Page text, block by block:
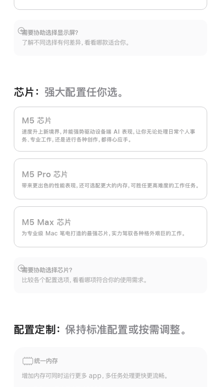
需要协助选择显示屏？
了解不同选择有何差异，看看哪款适合你。
展
开
芯片： 强大配置任你选。
M5 芯片
速度升上新境界，并能强势驱动设备端 AI 表现，让你无论处理日常个人事
务、专业工作，还是进行各种创作，都得心应手。
M5 Pro 芯片
带来更出色的性能表现，还可选配更大的内存，可胜任更高难度的工作任务。
M5 Max 芯片
为专业级 Mac 笔电打造的最强芯片，实力驾驭各种格外艰巨的工作。
需要协助选择芯片？
比较各个配置选项，看看哪项符合你的使用需求。
展
开
配置定制：保持标准配置或按需调整。
统一内存
增加内存可同时运行更多 app，多任务处理更快更流畅。